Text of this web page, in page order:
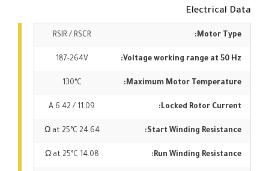
Electrical Data
Motor Type:
RSIR / RSCR
Voltage working range at 50 Hz:
187-264V
Maximum Motor Temperature:
130°C
Locked Rotor Current:
11.09 / 6.42 A
Start Winding Resistance:
24.64 Ω at 25°C
Run Winding Resistance:
14.08 Ω at 25°C